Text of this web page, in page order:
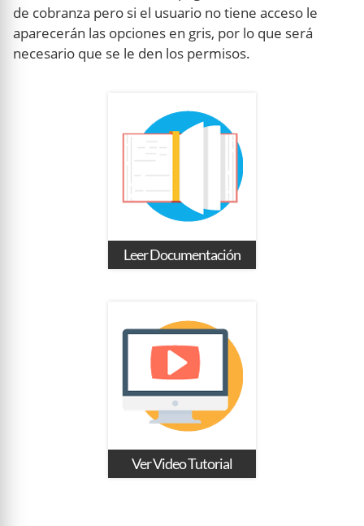
de cobranza pero si el usuario no tiene acceso le
aparecerán las opciones en gris, por lo que será
necesario que se le den los permisos.
Leer Documentación
Ver Video Tutorial